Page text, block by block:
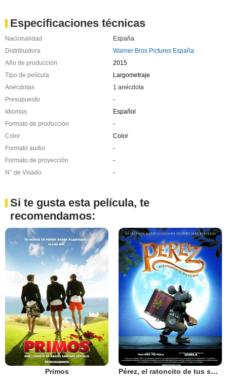
Especificaciones técnicas
Nacionalidad
España
Distribuidora
Warner Bros Pictures España
Año de producción
2015
Tipo de película
Largometraje
Anécdotas
1 anécdota
Presupuesto
-
Idiomas
Español
Formato de producción
-
Color
Color
Formato audio
-
Formato de proyección
-
N° de Visado
-
Si te gusta esta película, te
recomendamos:
Primos Pérez, el ratoncito de tus sueños